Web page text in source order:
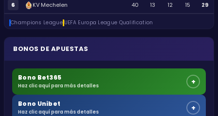
6 KV Mechelen 40 13 12 15 29
Champions League UEFA Europa League Qualification
BONOS DE APUESTAS
Bono Bet365
Haz clic aquí para más detalles +
Bono Unibet
Haz clic aquí para más detalles +